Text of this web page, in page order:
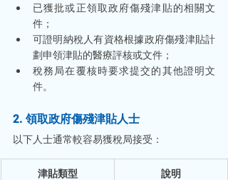
已獲批或正領取政府傷殘津貼的相關文
件；
可證明納稅人有資格根據政府傷殘津貼計
劃申領津貼的醫療評核或文件；
稅務局在覆核時要求提交的其他證明文
件。
2. 領取政府傷殘津貼人士
以下人士通常較容易獲稅局接受：
津貼類型 說明